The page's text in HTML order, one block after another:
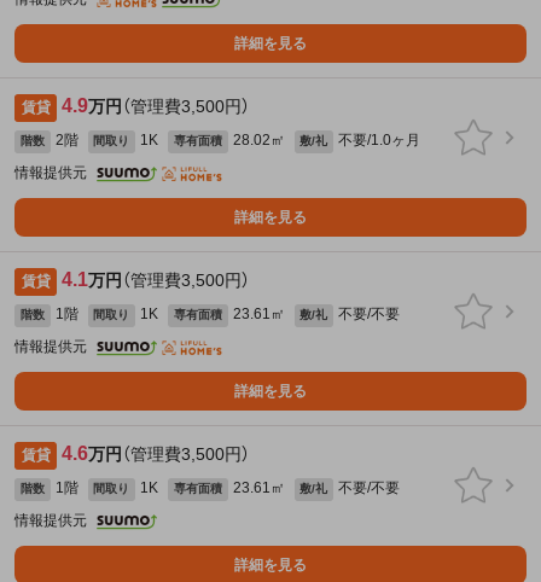
詳細を見る
賃貸 4.9万円 （管理費3,500円）
階数 2階 間取り 1K 専有面積 28.02㎡ 敷/礼
不要/1.0ヶ月
情報提供元
詳細を見る
賃貸 4.1万円 （管理費3,500円）
階数 1階 間取り 1K 専有面積 23.61㎡ 敷/礼
不要/不要
情報提供元
詳細を見る
賃貸 4.6万円 （管理費3,500円）
階数 1階 間取り 1K 専有面積 23.61㎡ 敷/礼
不要/不要
情報提供元
詳細を見る